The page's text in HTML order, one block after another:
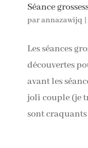
Séance
parannazawijq |
Les séances
découvertes
avant les
joli couple (je
sont craquants